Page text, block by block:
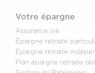
Votre épargne
Assurance vie
Épargne retraite
Épargne retraite
Plan épargne retraite